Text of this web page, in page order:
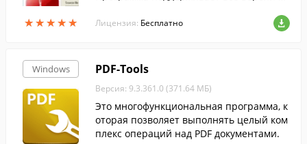
★★★★★
★★★★★ Лицензия: Бесплатно
Windows PDF-Tools
Версия: 9.3.361.0 (371.64 МБ)
Это многофункциональная программа, к
оторая позволяет выполнять целый ком
плекс операций над PDF документами.